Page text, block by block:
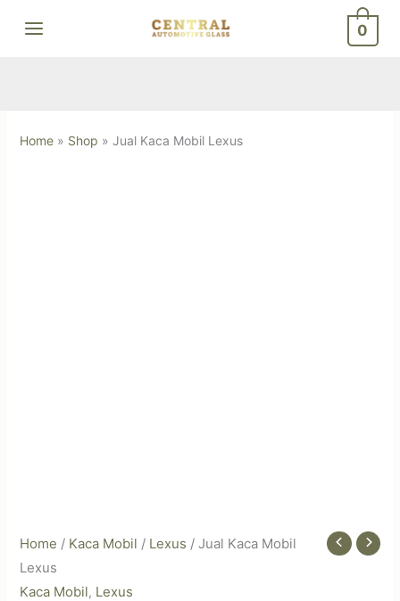
0
Home» Shop » Jual Kaca Mobil Lexus
Home / Kaca Mobil / Lexus / Jual Kaca Mobil
Lexus
Kaca Mobil, Lexus